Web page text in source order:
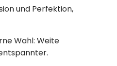
und Perfektion,
Wahl: Weite